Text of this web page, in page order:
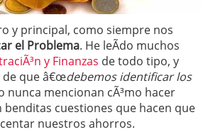
y principal, como siempre nos
el Problema. He leÃ­do muchos
y Finanzas de todo tipo, y
de que â€œdebemos identificar los
nunca mencionan cÃ³mo hacer
benditas cuestiones que hacen que
nuestros ahorros.